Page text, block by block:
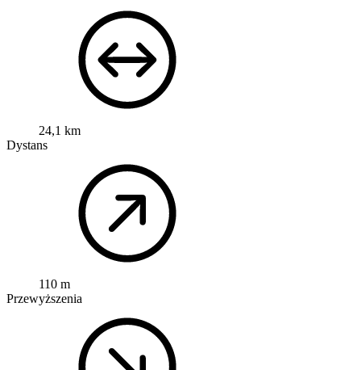
24,1 km
Dystans
110 m
Przewyższenia